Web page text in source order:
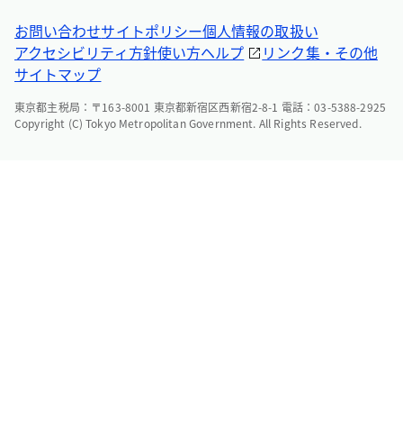
お問い合わせサイトポリシー個人情報の取扱い
アクセシビリティ方針使い方ヘルプ
リンク集・その他
サイトマップ
東京都主税局：〒163-8001 東京都新宿区西新宿2-8-1 電話：03-5388-2925
Copyright (C) Tokyo Metropolitan Government. All Rights Reserved.